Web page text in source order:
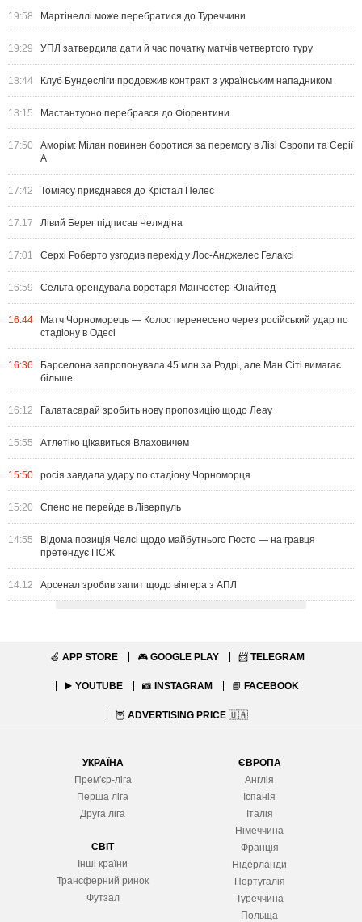
19:58 Мартінеллі може перебратися до Туреччини
19:29 УПЛ затвердила дати й час початку матчів четвертого туру
18:44 Клуб Бундесліги продовжив контракт з українським нападником
18:15 Мастантуоно перебрався до Фіорентини
17:50
Аморім: Мілан повинен боротися за перемогу в Лізі Європи та Серії
А
17:42 Томіясу приєднався до Крістал Пелес
17:17 Лівий Берег підписав Челядіна
17:01 Серхі Роберто узгодив перехід у Лос-Анджелес Гелаксі
16:59 Сельта орендувала воротаря Манчестер Юнайтед
16:44
Матч Чорноморець — Колос перенесено через російський удар по
стадіону в Одесі
16:36
Барселона запропонувала 45 млн за Родрі, але Ман Сіті вимагає
більше
16:12 Галатасарай зробить нову пропозицію щодо Леау
15:55 Атлетіко цікавиться Влаховичем
15:50 росія завдала удару по стадіону Чорноморця
15:20 Спенс не перейде в Ліверпуль
14:55
Відома позиція Челсі щодо майбутнього Гюсто — на гравця
претендує ПСЖ
14:12 Арсенал зробив запит щодо вінгера з АПЛ
🍏 APP STORE 🎮 GOOGLE PLAY 📨 TELEGRAM
▶️ YOUTUBE 📸 INSTAGRAM 📘 FACEBOOK
🦉 ADVERTISING PRICE 🇺🇦
УКРАЇНА
Прем'єр-ліга
Перша ліга
Друга ліга
СВІТ
Інші країни
Трансферний ринок
Футзал
ЄВРОПА
Англія
Іспанія
Італія
Німеччина
Франція
Нідерланди
Португалія
Туреччина
Польща